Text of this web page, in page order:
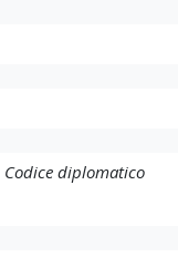
Codice diplomatico